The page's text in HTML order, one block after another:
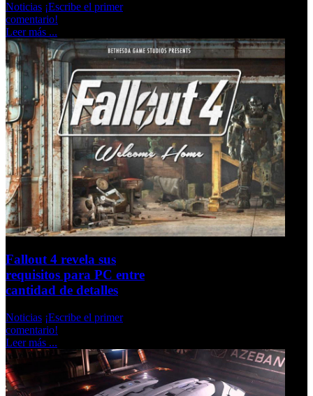
Noticias ¡Escribe el primer
comentario!
Leer más ...
Fallout 4 revela sus
requisitos para PC entre
cantidad de detalles
Noticias ¡Escribe el primer
comentario!
Leer más ...